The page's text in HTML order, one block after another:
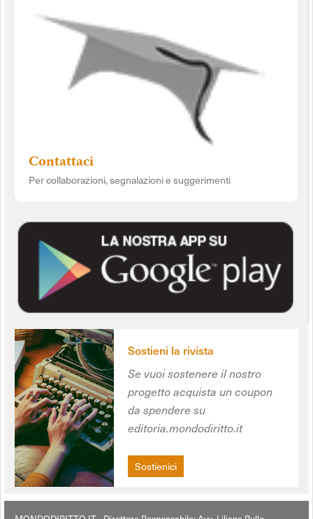
Contattaci
Per collaborazioni, segnalazioni e suggerimenti
Sostieni la rivista
Se vuoi sostenere il nostro
progetto acquista un coupon
da spendere su
editoria.mondodiritto.it
Sostienici